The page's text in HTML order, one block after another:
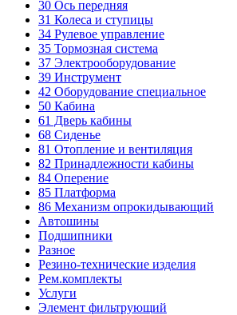
30 Ось передняя
31 Колеса и ступицы
34 Рулевое управление
35 Тормозная система
37 Электрооборудование
39 Инструмент
42 Оборудование специальное
50 Кабина
61 Дверь кабины
68 Сиденье
81 Отопление и вентиляция
82 Принадлежности кабины
84 Оперение
85 Платформа
86 Механизм опрокидывающий
Автошины
Подшипники
Разное
Резино-технические изделия
Рем.комплекты
Услуги
Элемент фильтрующий